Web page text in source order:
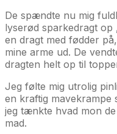
De spændte nu mig
lyserød sparkedragt op
en dragt med fødder
mine arme ud. De
dragten helt op til
Jeg følte mig utrolig
en kraftig mavekrampe
jeg tænkte hvad mon
mad.